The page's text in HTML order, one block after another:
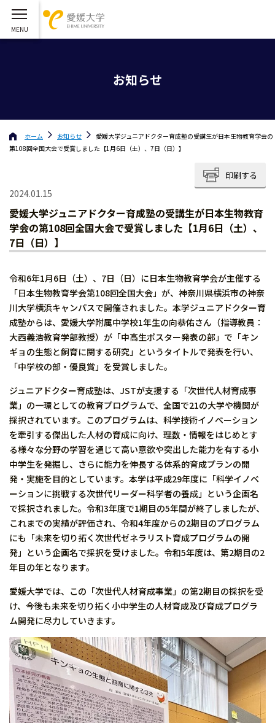
お知らせ
ホーム お知らせ
愛媛大学ジュニアドクター育成塾の受講生が日本生物教育学会の
第108回全国大会で受賞しました【1月6日（土）、7日（日）】
印刷する
2024.01.15
愛媛大学ジュニアドクター育成塾の受講生が日本生物教育
学会の第108回全国大会で受賞しました【1月6日（土）、
7日（日）】
令和6年1月6日（土）、7日（日）に日本生物教育学会が主催する
「日本生物教育学会第108回全国大会」が、神奈川県横浜市の神奈
川大学横浜キャンパスで開催されました。本学ジュニアドクター育
成塾からは、愛媛大学附属中学校1年生の向恭佑さん（指導教員：
大西義浩教育学部教授）が「中高生ポスター発表の部」で「キン
ギョの生態と飼育に関する研究」というタイトルで発表を行い、
「中学校の部・優良賞」を受賞しました。
ジュニアドクター育成塾は、JSTが支援する「次世代人材育成事
業」の一環としての教育プログラムで、全国で21の大学や機関が
採択されています。このプログラムは、科学技術イノベーション
を牽引する傑出した人材の育成に向け、理数・情報をはじめとす
る様々な分野の学習を通じて高い意欲や突出した能力を有する小
中学生を発掘し、さらに能力を伸長する体系的育成プランの開
発・実施を目的としています。本学は平成29年度に「科学イノベ
ーションに挑戦する次世代リーダー科学者の養成」という企画名
で採択されました。令和3年度で1期目の5年間が終了しましたが、
これまでの実績が評価され、令和4年度からの2期目のプログラム
にも「未来を切り拓く次世代ゼネラリスト育成プログラムの開
発」という企画名で採択を受けました。令和5年度は、第2期目の2
年目の年となります。
愛媛大学では、この「次世代人材育成事業」の第2期目の採択を受
け、今後も未来を切り拓く小中学生の人材育成及び育成プログラ
ム開発に尽力していきます。